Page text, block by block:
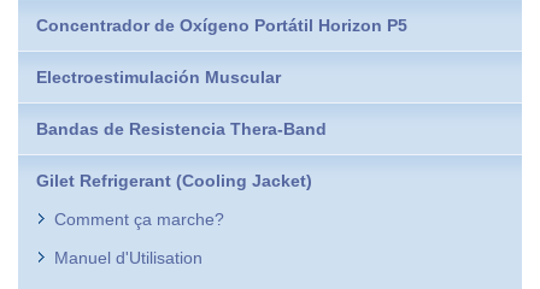
Concentrador de Oxígeno Portátil Horizon P5
Electroestimulación Muscular
Bandas de Resistencia Thera-Band
Gilet Refrigerant (Cooling Jacket)
Comment ça marche?
Manuel d'Utilisation